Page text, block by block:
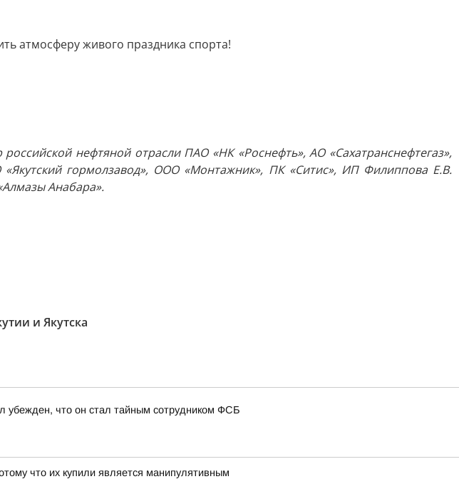
атмосферу живого праздника спорта!
нефтяной отрасли ПАО «НК «Роснефть», АО «Сахатранснефтегаз»,
гормолзавод», ООО «Монтажник», ПК «Ситис», ИП Филиппова Е.В.
Анабара».
и Якутска
убежден, что он стал тайным сотрудником ФСБ
что их купили является манипулятивным